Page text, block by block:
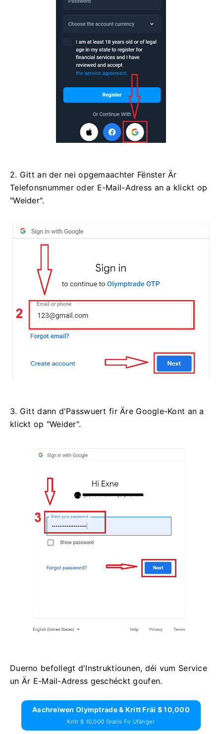
2. Gitt an der nei opgemaachter Fënster Är
Telefonsnummer oder E-Mail-Adress an a klickt op
"Weider".
3. Gitt dann d'Passwuert fir Äre Google-Kont an a
klickt op "Weider".
Duerno befollegt d'Instruktiounen, déi vum Service
un Är E-Mail-Adress geschéckt goufen.
Aschreiwen Olymptrade & Kritt Fräi $ 10,000
Kritt $ 10,000 Gratis Fir Ufänger